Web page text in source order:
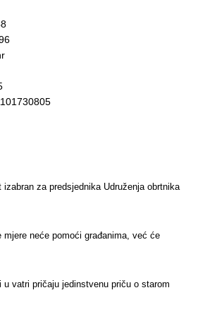
izabran za predsjednika Udruženja obrtnika
mjere neće pomoći građanima, već će
u vatri pričaju jedinstvenu priču o starom